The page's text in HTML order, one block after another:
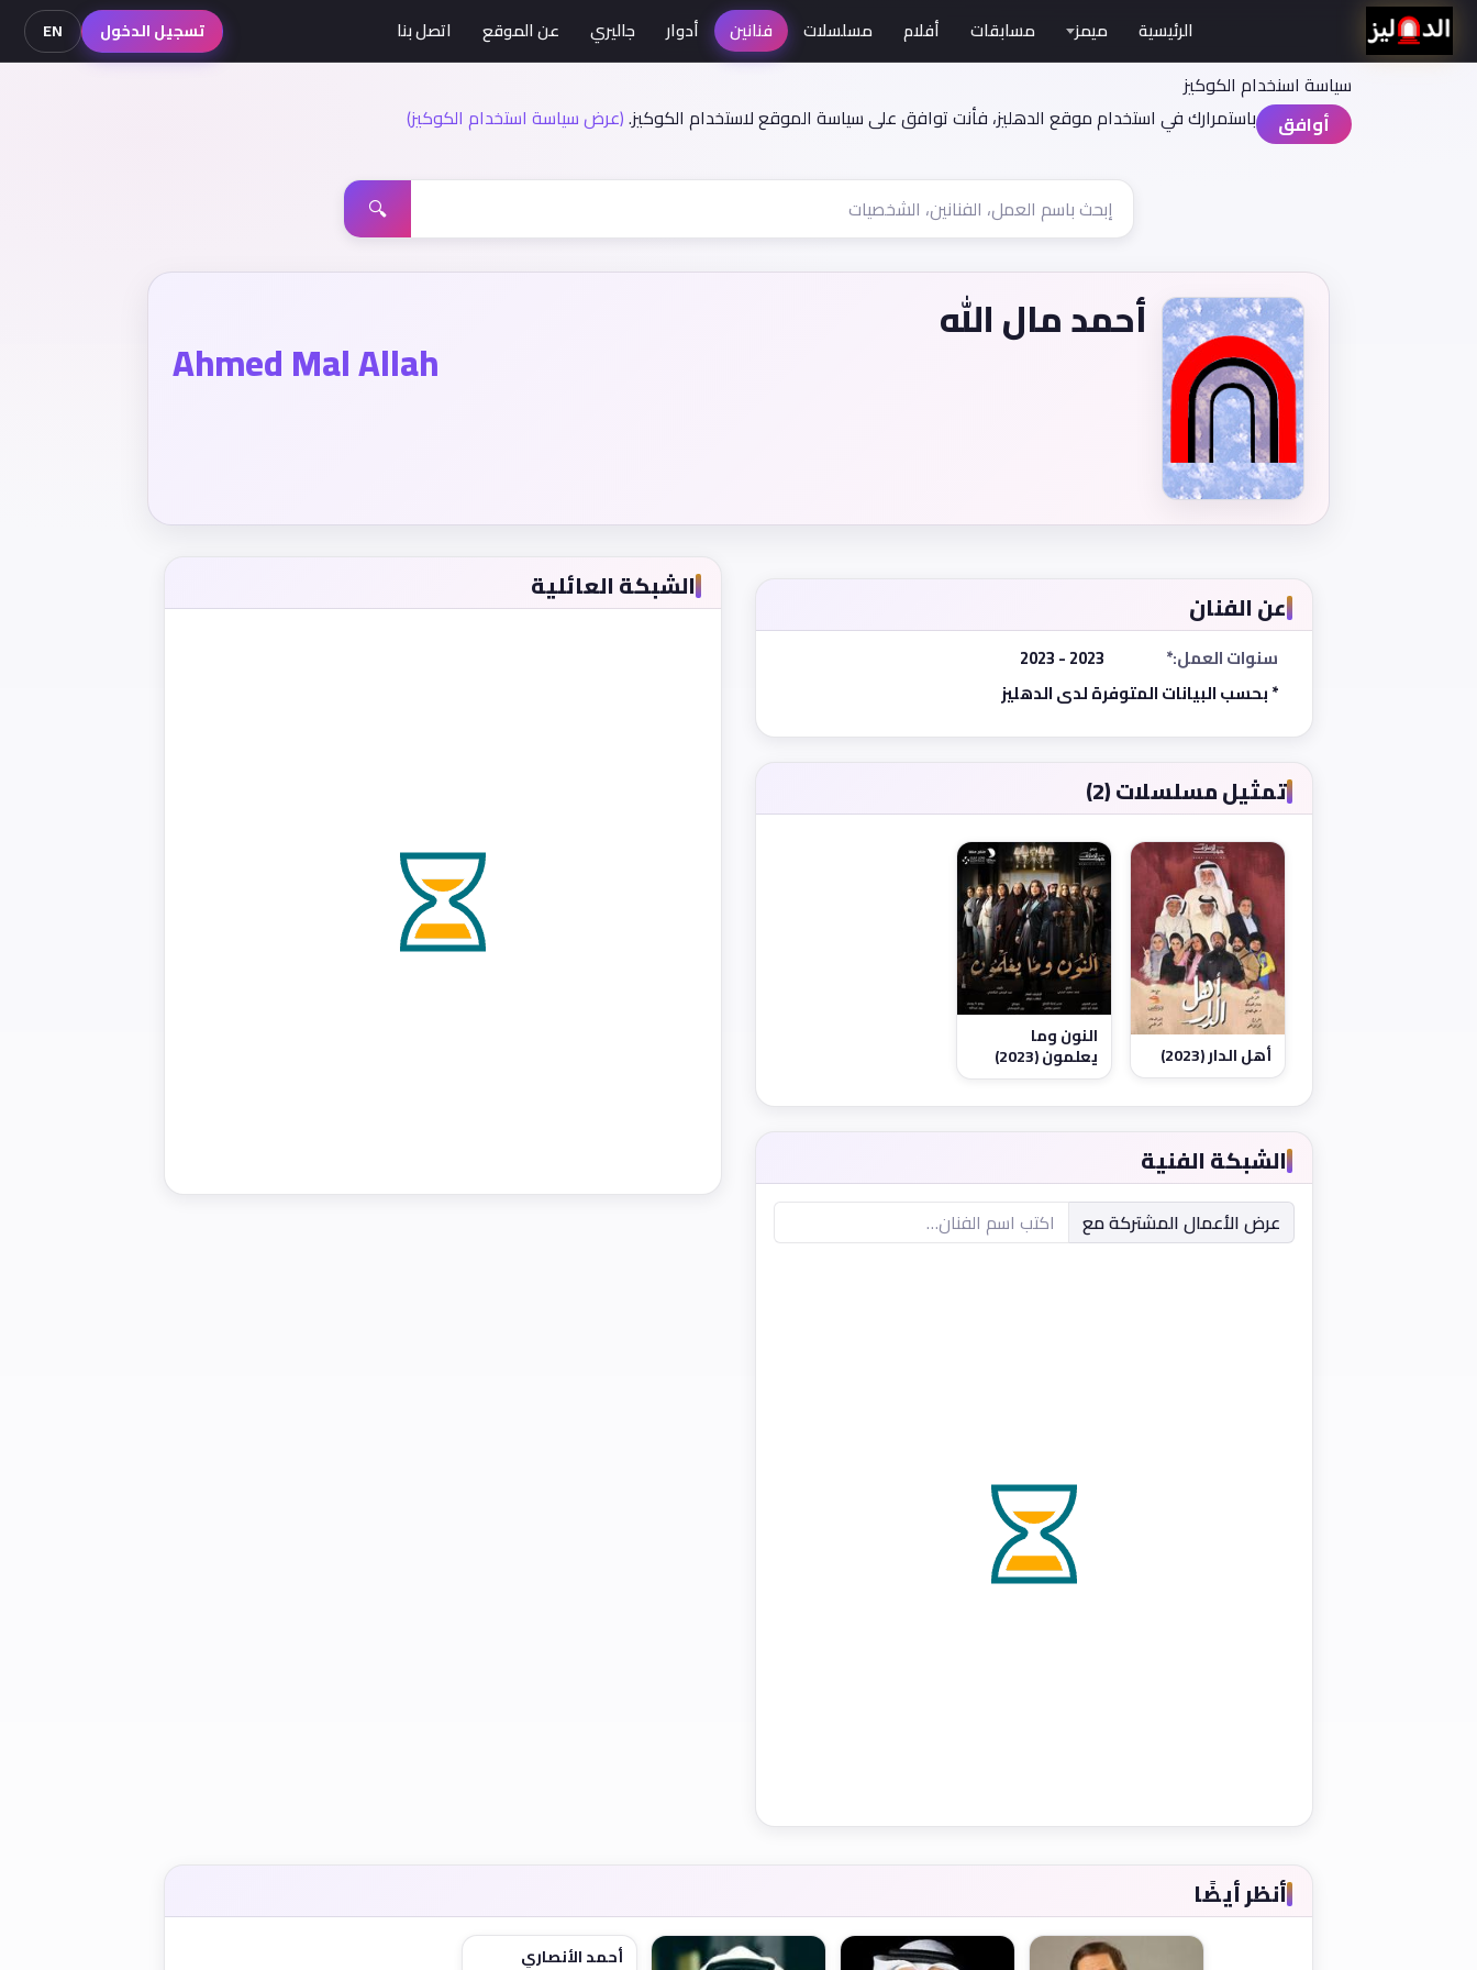
سياسة اسنخدام الكوكيز
أوافق
باستمرارك في استخدام موقع الدهليز، فأنت توافق على سياسة الموقع لاستخدام الكوكيز.(عرض سياسة استخدام الكوكيز)
الرئيسية ميمز مسابقات أفلام مسلسلات فنانين أدوار جاليري عن الموقع اتصل بنا تسجيل الدخول EN
🔍
أحمد مال الله
Ahmed Mal Allah
عن الفنان
سنوات العمل:*
2023 - 2023
* بحسب البيانات المتوفرة لدى الدهليز
تمثيل مسلسلات (2)
أهل الدار (2023)
النون وما
يعلمون (2023)
الشبكة الفنية
عرض الأعمال المشتركة مع
الشبكة العائلية
أنظر أيضًا
أحمد الأنصاري